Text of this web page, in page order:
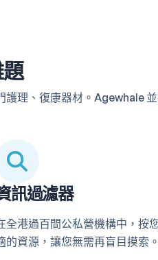
理、復康器材。Agewhale
訊過濾器
全港過百間公私營機構中，按
的資源，讓您無需再盲目摸索。